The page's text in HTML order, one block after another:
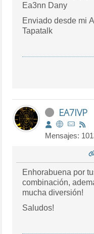
Ea3nn Dany
Enviado desde mi
Tapatalk
EA7IVP
Mensajes:
Enhorabuena por
combinación,
mucha diversión!
Saludos!